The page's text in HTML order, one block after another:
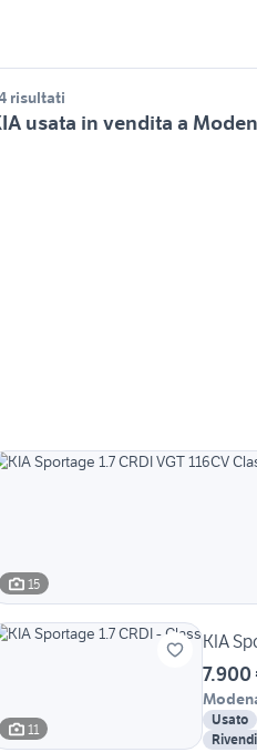
risultati
usata in vendita a
15
11
KIA
7.900
Usato